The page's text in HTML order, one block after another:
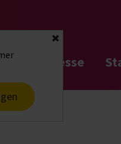
Stäng
Hitta intresse